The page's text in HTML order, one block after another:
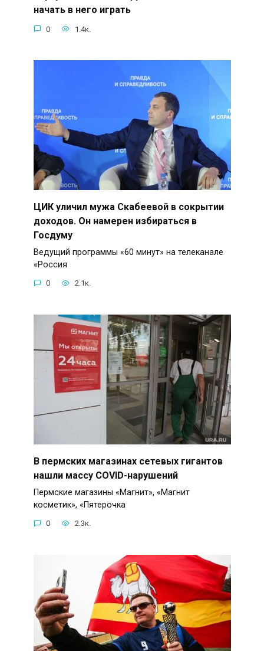
начать в него играть
0 1.4к.
ЦИК уличил мужа Скабеевой в сокрытии
доходов. Он намерен избираться в
Госдуму
Ведущий программы «60 минут» на телеканале
«Россия
0 2.1к.
В пермских магазинах сетевых гигантов
нашли массу COVID-нарушений
Пермские магазины «Магнит», «Магнит
косметик», «Пятерочка
0 2.3к.